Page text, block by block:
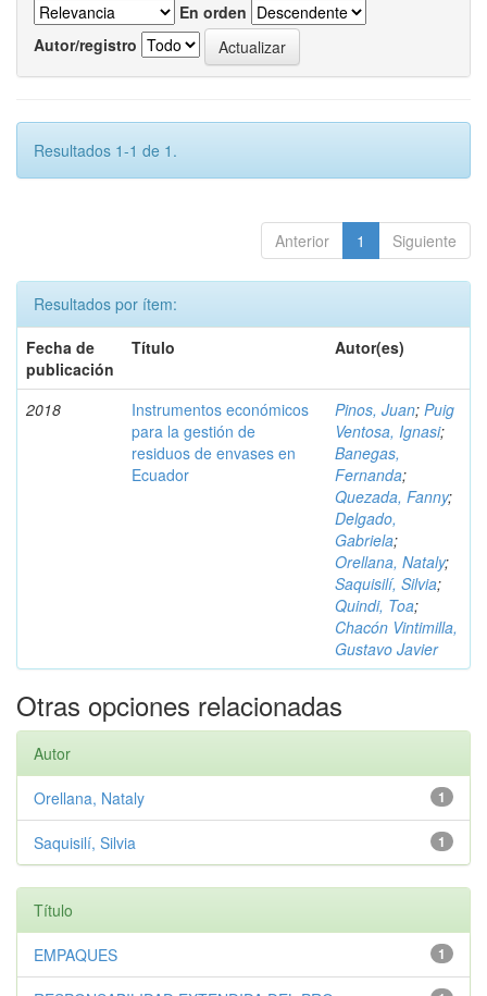
En orden
Autor/registro
Resultados 1-1 de 1.
Anterior 1 Siguiente
Resultados por ítem:
Fecha de
publicación
Título Autor(es)
2018
Instrumentos económicos
para la gestión de
residuos de envases en
Ecuador
Pinos, Juan; Puig
Ventosa, Ignasi;
Banegas,
Fernanda;
Quezada, Fanny;
Delgado,
Gabriela;
Orellana, Nataly;
Saquisilí, Silvia;
Quindi, Toa;
Chacón Vintimilla,
Gustavo Javier
Otras opciones relacionadas
Autor
1
Orellana, Nataly
1
Saquisilí, Silvia
Título
1
EMPAQUES